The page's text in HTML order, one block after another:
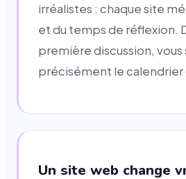
irréalistes : chaque site
et du temps de réflexion.
première discussion, vous
précisément le
Un site web change